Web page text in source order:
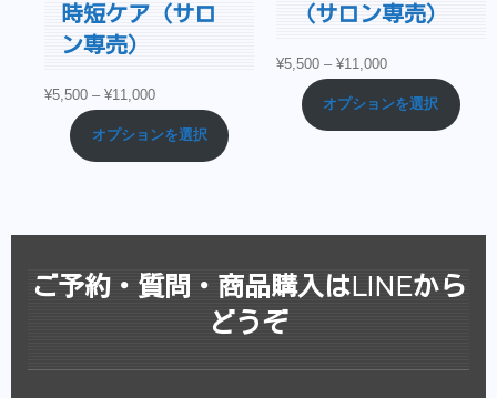
時短ケア（サロ
ン専売）
¥5,500 – ¥11,000
オプションを選択
（サロン専売）
¥5,500 – ¥11,000
オプションを選択
ご予約・質問・商品購入はLINEから
どうぞ